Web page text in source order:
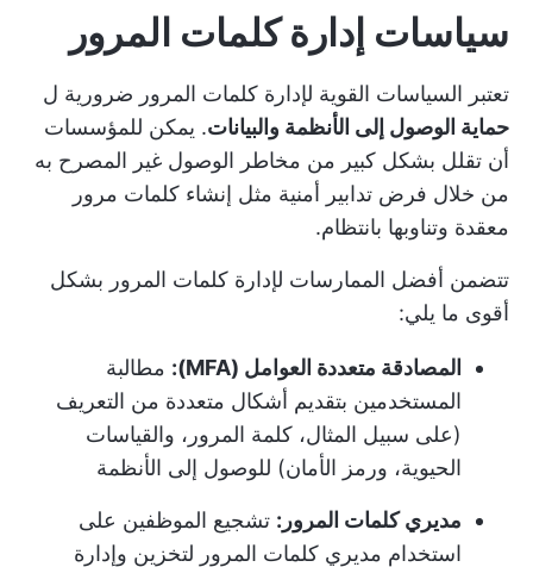
سياسات إدارة كلمات المرور
تعتبر السياسات القوية لإدارة كلمات المرور ضرورية ل
حماية الوصول إلى الأنظمة والبيانات. يمكن للمؤسسات
أن تقلل بشكل كبير من مخاطر الوصول غير المصرح به
من خلال فرض تدابير أمنية مثل إنشاء كلمات مرور
معقدة وتناوبها بانتظام.
تتضمن أفضل الممارسات لإدارة كلمات المرور بشكل
أقوى ما يلي:
المصادقة متعددة العوامل (MFA):
مطالبة
المستخدمين بتقديم أشكال متعددة من التعريف
(على سبيل المثال، كلمة المرور، والقياسات
الحيوية، ورمز الأمان) للوصول إلى الأنظمة
مديري كلمات المرور: تشجيع الموظفين على
استخدام مديري كلمات المرور لتخزين وإدارة